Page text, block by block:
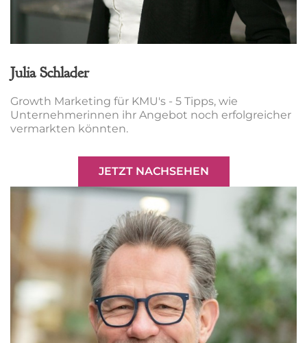
Julia Schlader
Growth Marketing für KMU's - 5 Tipps, wie
Unternehmerinnen ihr Angebot noch erfolgreicher
vermarkten könnten.
JETZT NACHSEHEN